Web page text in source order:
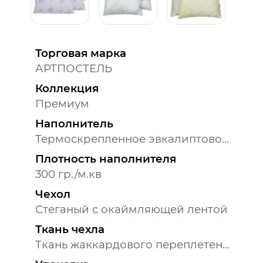
Торговая марка
АРТПОСТЕЛЬ
Коллекция
Премиум
Наполнитель
Термоскрепленное эвкалиптовое волокно
Плотность наполнителя
300 гр./м.кв
Чехол
Стеганый с окаймляющей лентой
Ткань чехла
Ткань жаккардового переплетения (50% хлопок, 50% полиэстер)